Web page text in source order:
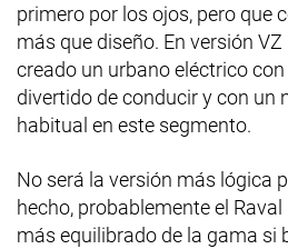
primero por los ojos, pero que
más que diseño. En versión VZ
creado un urbano eléctrico
divertido de conducir y con un
habitual en este segmento.
No será la versión más lógica
hecho, probablemente el
más equilibrado de la gama si